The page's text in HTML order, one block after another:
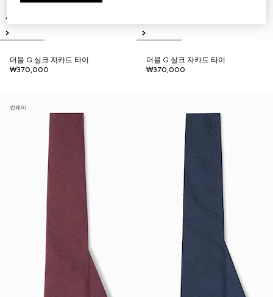
더블 G 실크 자카드 타이
₩370,000
더블 G 실크 자카드 타이
₩370,000
런웨이